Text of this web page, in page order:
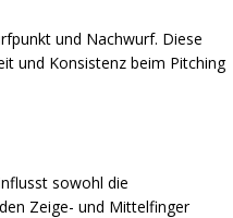
und Nachwurf. Diese
und Konsistenz beim Pitching
sowohl die
Zeige- und Mittelfinger